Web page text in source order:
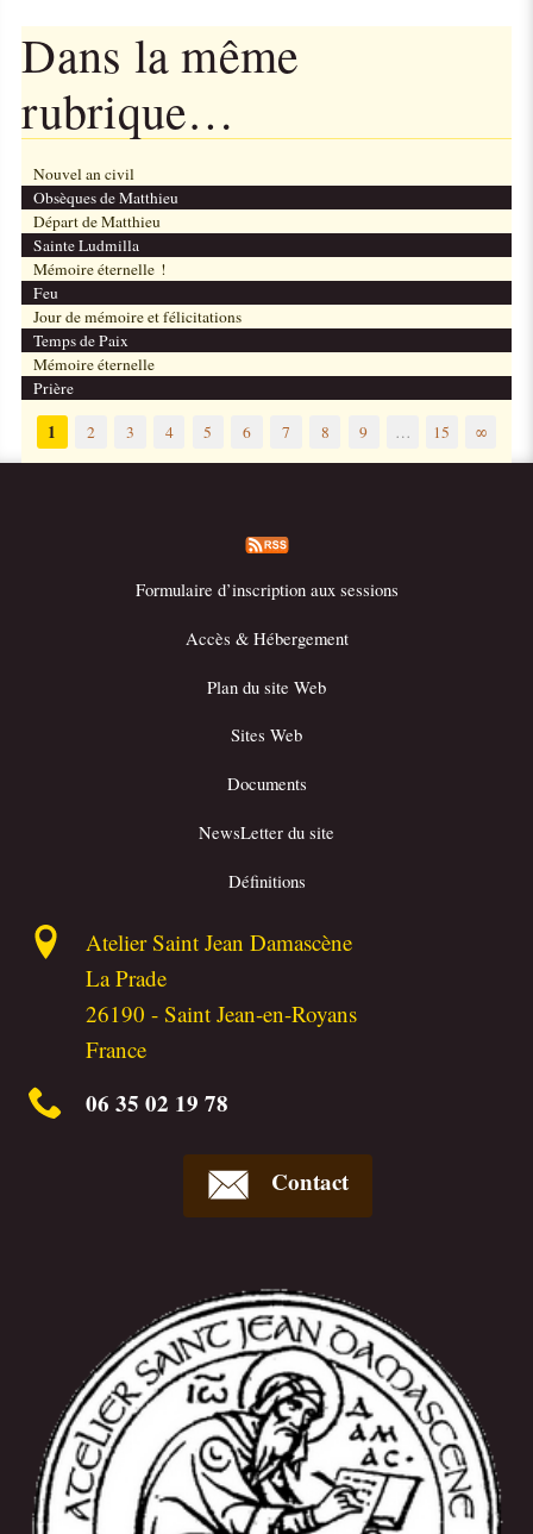
Dans la même
rubrique…
Nouvel an civil
Obsèques de Matthieu
Départ de Matthieu
Sainte Ludmilla
Mémoire éternelle !
Feu
Jour de mémoire et félicitations
Temps de Paix
Mémoire éternelle
Prière
1 2 3 4 5 6 7 8 9 … 15 ∞
Formulaire d’inscription aux sessions
Accès & Hébergement
Plan du site Web
Sites Web
Documents
NewsLetter du site
Définitions
Atelier Saint Jean Damascène
La Prade
26190 -Saint Jean-en-Royans
France
06 35 02 19 78
Contact